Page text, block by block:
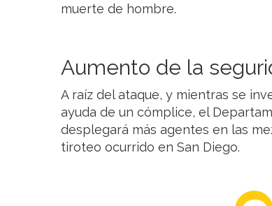
muerte de hombre.
Aumento de la
A raíz del ataque, y mientras se
ayuda de un cómplice, el
desplegará más agentes en las
tiroteo ocurrido en San Diego.